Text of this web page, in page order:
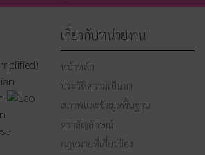
เกี่ยวกับหน่วยงาน
หน้าหลัก
ประวัติความเป็นมา
สภาพและข้อมูลพื้นฐาน
ตราสัญลักษณ์
กฎหมายที่เกี่ยวข้อง